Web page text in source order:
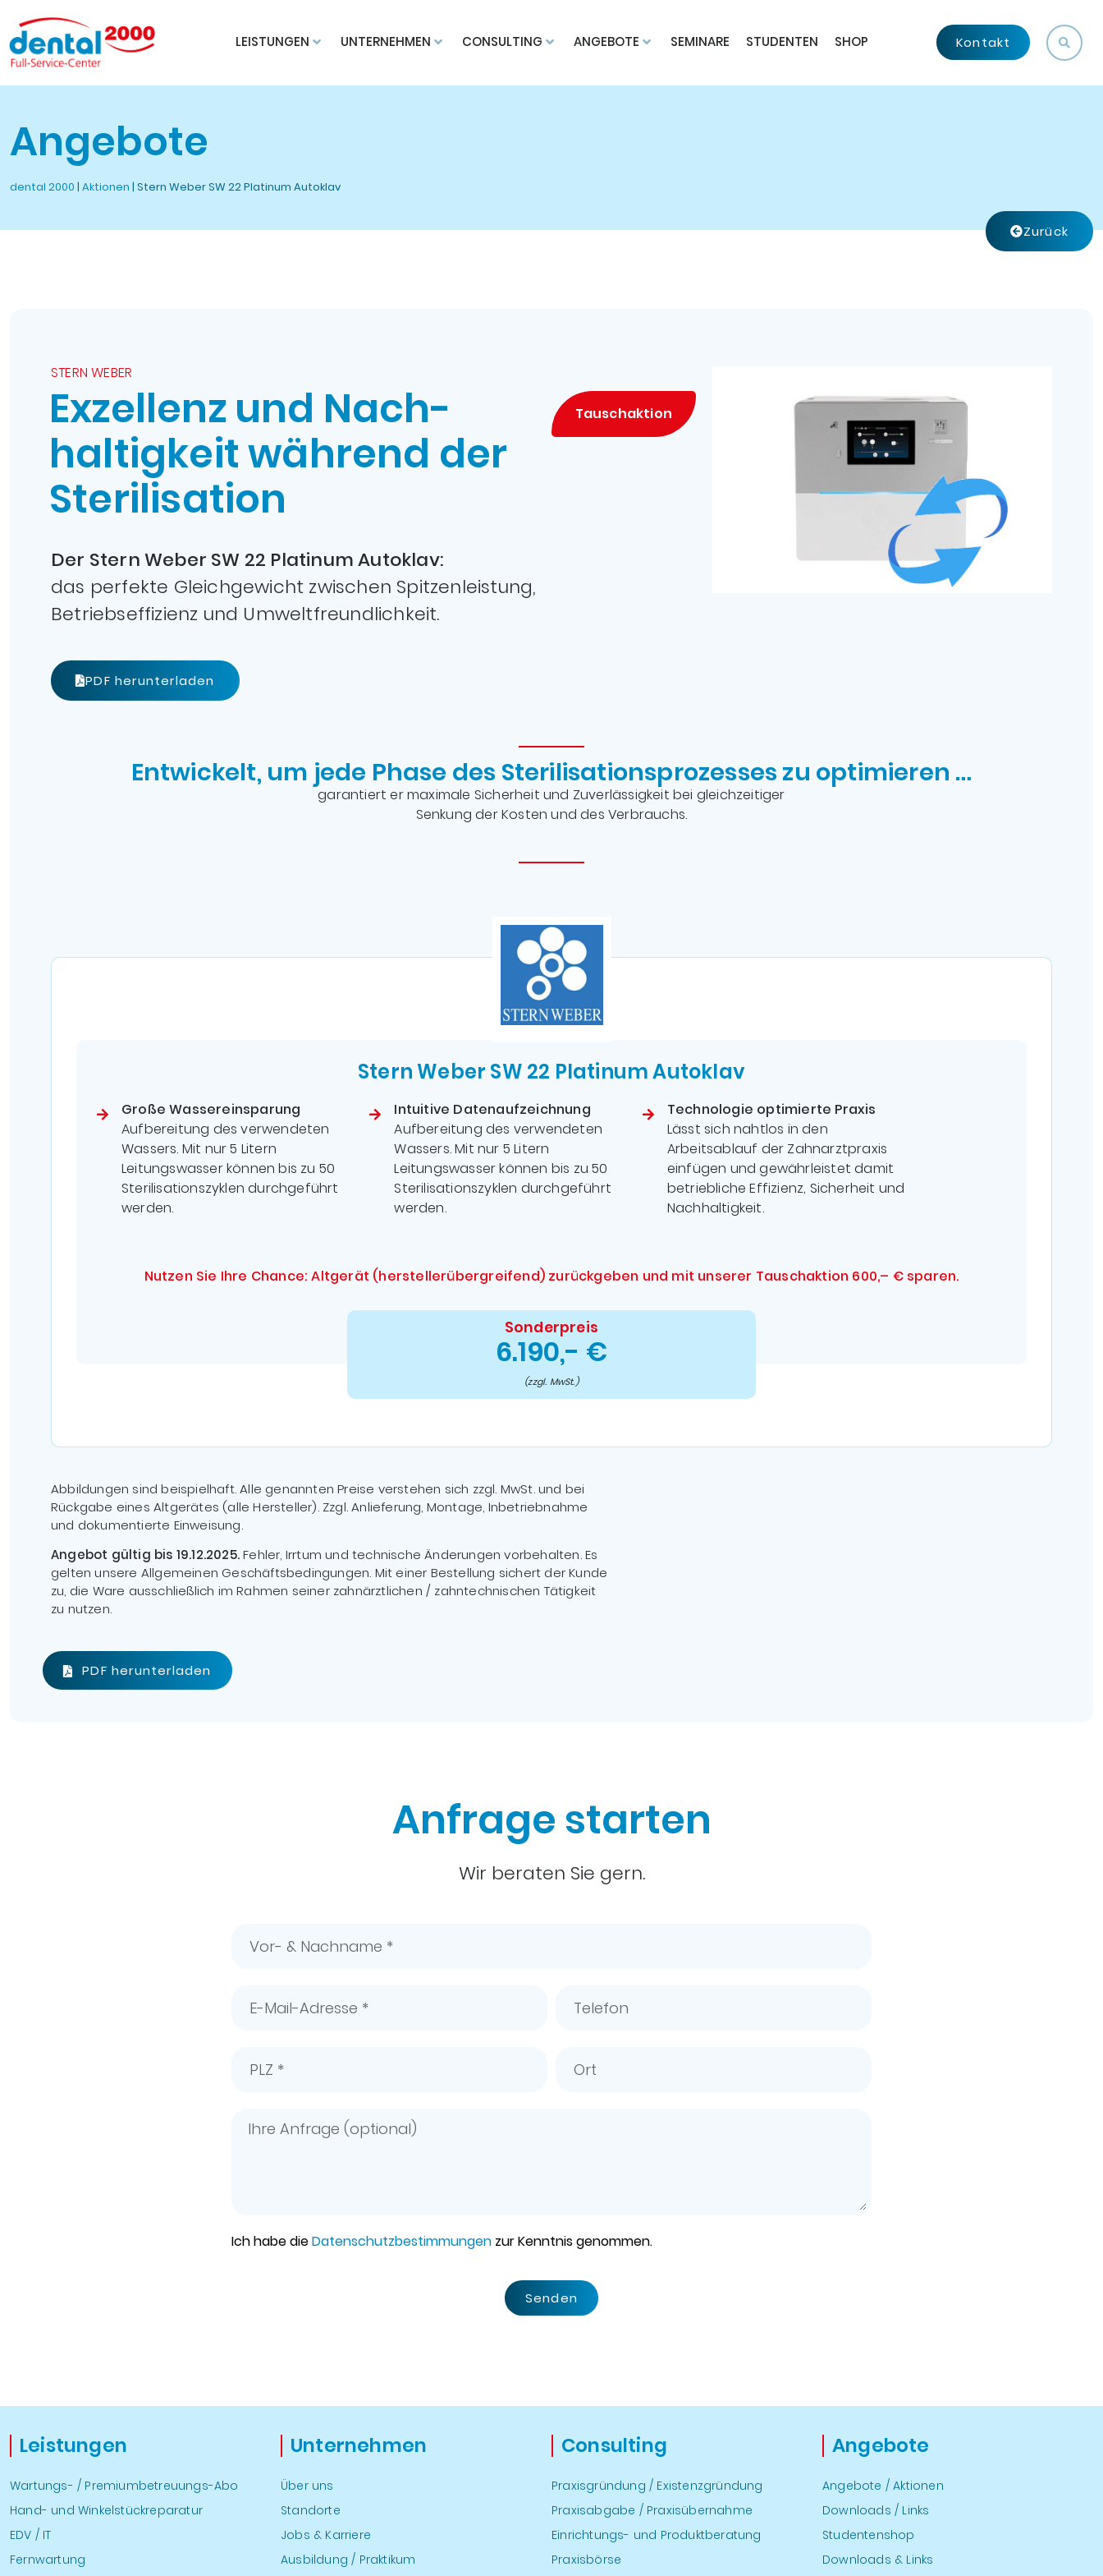
Kontakt
LEISTUNGEN UNTERNEHMEN CONSULTING ANGEBOTE SEMINARE STUDENTEN SHOP
Angebote
dental 2000 | Aktionen | Stern Weber SW 22 Platinum Autoklav
Zurück
STERN WEBER
Exzellenz und Nach­
haltigkeit während der
Sterilisation
Tauschaktion
Der Stern Weber SW 22 Platinum Autoklav:
das perfekte Gleichgewicht zwischen Spitzenleistung,
Betriebseffizienz und Umweltfreundlichkeit.
PDF herunterladen
Entwickelt, um jede Phase des Sterilisationsprozesses zu optimieren …
garantiert er maximale Sicherheit und Zuverlässigkeit bei gleichzeitiger
Senkung der Kosten und des Verbrauchs.
Stern Weber SW 22 Platinum Autoklav
Große Wassereinsparung
Aufbereitung des verwendeten
Wassers. Mit nur 5 Litern
Leitungswasser können bis zu 50
Sterilisationszyklen durchgeführt
werden.
Intuitive Datenaufzeichnung
Aufbereitung des verwendeten
Wassers. Mit nur 5 Litern
Leitungswasser können bis zu 50
Sterilisationszyklen durchgeführt
werden.
Technologie optimierte Praxis
Lässt sich nahtlos in den
Arbeitsablauf der Zahnarztpraxis
einfügen und gewährleistet damit
betriebliche Effizienz, Sicherheit und
Nachhaltigkeit.
Nutzen Sie Ihre Chance: Altgerät (herstellerübergreifend) zurückgeben und mit unserer Tauschaktion 600,– € sparen.
Sonderpreis
6.190,- €
(zzgl. MwSt.)
Abbildungen sind beispielhaft. Alle genannten Preise verstehen sich zzgl. MwSt. und bei
Rückgabe eines Altgerätes (alle Hersteller). Zzgl. Anlieferung, Montage, Inbetriebnahme
und dokumentierte Einweisung.
Angebot gültig bis 19.12.2025.Fehler, Irrtum und technische Änderungen vorbehalten. Es
gelten unsere Allgemeinen Geschäftsbedingungen. Mit einer Bestellung sichert der Kunde
zu, die Ware ausschließlich im Rahmen seiner zahnärztlichen / zahntechnischen Tätigkeit
zu nutzen.
PDF herunterladen
Anfrage starten
Wir beraten Sie gern.
Ich habe dieDatenschutzbestimmungen zur Kenntnis genommen.
Senden
Leistungen
Wartungs- / Premiumbetreuungs-Abo
Hand- und Winkelstückreparatur
EDV / IT
Fernwartung
Unternehmen
Über uns
Standorte
Jobs & Karriere
Ausbildung / Praktikum
Consulting
Praxisgründung / Existenzgründung
Praxisabgabe / Praxisübernahme
Einrichtungs- und Produktberatung
Praxisbörse
Angebote
Angebote / Aktionen
Downloads / Links
Studentenshop
Downloads & Links